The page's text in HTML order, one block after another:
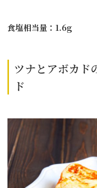
食塩相当量：1.6g
ツナとアボカド
ド